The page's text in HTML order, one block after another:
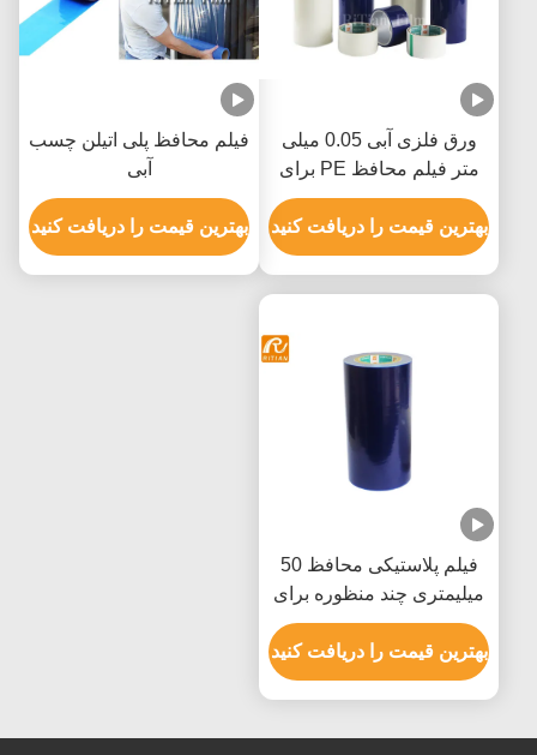
ورق فلزی آبی 0.05 میلی
متر فیلم محافظ PE برای
پانل کامپوزیت آلومینیوم
بهترین قیمت را دریافت کنید
فیلم محافظ پلی اتیلن چسب
آبی
بهترین قیمت را دریافت کنید
فیلم پلاستیکی محافظ 50
میلیمتری چند منظوره برای
بسته بندی پالت مبلمان
بهترین قیمت را دریافت کنید